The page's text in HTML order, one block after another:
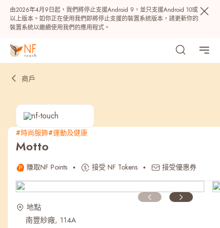
由2026年4月9日起，我們將停止支援Android 9，並只支援Android 10或
以上版本。如你正在使用我們即將停止支援的裝置系統版本，請更新你的
裝置系統以繼續使用我們的應用程式。
熱門
最近搜尋紀錄
商戶
#時尚服飾#運動及健康
Motto
賺取NF Points 接受 NF Tokens 接受優惠券
地點
南豐紗廠, 114A